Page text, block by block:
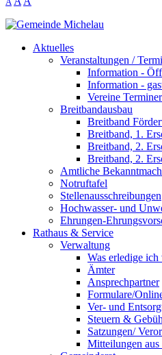
Aktuelles
Veranstaltungen /
Information -
Information -
Vereine
Breitbandausbau
Breitband
Breitband, 1.
Breitband, 2.
Breitband, 2.
Amtliche
Notruftafel
Stellenausschreibungen
Hochwasser- und
Ehrungen-
Rathaus & Service
Verwaltung
Was erledige ich
Ämter
Ansprechpartner
Formulare/
Ver- und
Steuern &
Satzungen/
Mitteilungen aus